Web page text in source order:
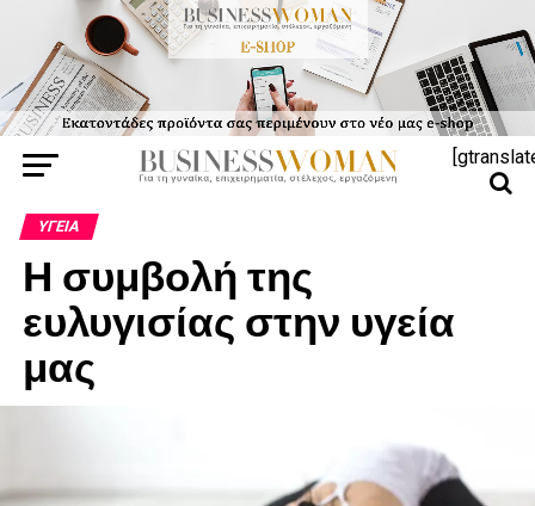
ΥΓΕΊΑ
Η συμβολή της
ευλυγισίας στην υγεία
μας